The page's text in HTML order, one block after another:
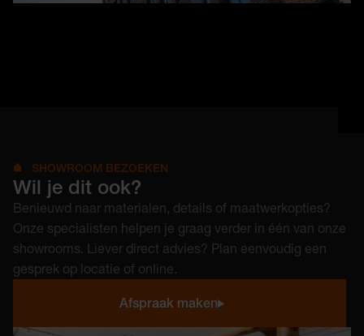
SHOWROOM BEZOEKEN
Wil je dit ook?
Benieuwd naar materialen, details of maatwerkopties?
Onze specialisten helpen je graag verder in één van onze
showrooms. Liever direct advies? Plan eenvoudig een
gesprek op locatie of online.
Afspraak maken